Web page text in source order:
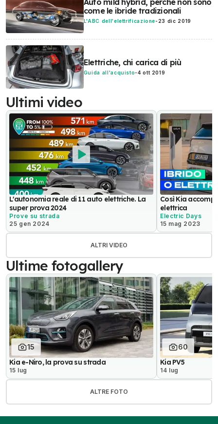
come le ibride tradizionali
L'ABC dell'elettrificazione- 23 dic 2019
Elettriche, chi carica di più
Guida all'acquisto-4 ott 2019
Ultimi video
L'autonomia reale di 11 auto elettriche. La
super prova 2024
Prove su strada
25 gen 2024
Così Kia
elettrica
Electric Days
15 mag 2023
ALTRI VIDEO
Ultime fotogallery
15
Kia e-Niro, la prova su strada
15 lug
60
Kia PV5
14 lug
ALTRE FOTO